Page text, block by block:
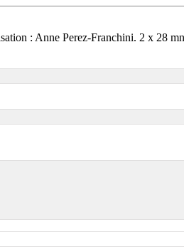
: Anne Perez-Franchini. 2 x 28